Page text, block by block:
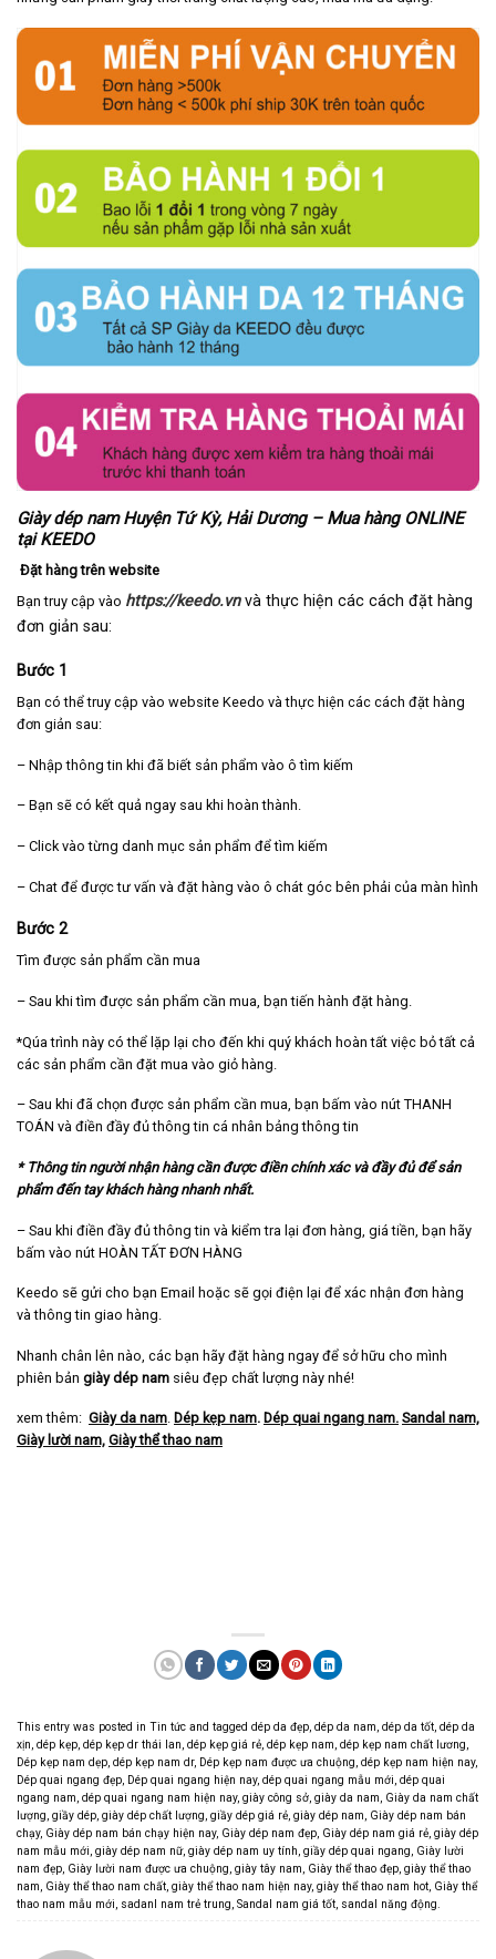
Giày dép nam Huyện Tứ Kỳ, Hải Dương – Mua hàng ONLINE
tại KEEDO
Đặt hàng trên website
Bạn truy cập vào https://keedo.vnvà thực hiện các cách đặt hàng
đơn giản sau:
Bước 1
Bạn có thể truy cập vào website Keedo và thực hiện các cách đặt hàng
đơn giản sau:
– Nhập thông tin khi đã biết sản phẩm vào ô tìm kiếm
– Bạn sẽ có kết quả ngay sau khi hoàn thành.
– Click vào từng danh mục sản phẩm để tìm kiếm
– Chat để được tư vấn và đặt hàng vào ô chát góc bên phải của màn hình
Bước 2
Tìm được sản phẩm cần mua
– Sau khi tìm được sản phẩm cần mua, bạn tiến hành đặt hàng.
*Qúa trình này có thể lặp lại cho đến khi quý khách hoàn tất việc bỏ tất cả
các sản phẩm cần đặt mua vào giỏ hàng.
– Sau khi đã chọn được sản phẩm cần mua, bạn bấm vào nút THANH
TOÁN và điền đầy đủ thông tin cá nhân bảng thông tin
* Thông tin người nhận hàng cần được điền chính xác và đầy đủ để sản
phẩm đến tay khách hàng nhanh nhất.
– Sau khi điền đầy đủ thông tin và kiểm tra lại đơn hàng, giá tiền, bạn hãy
bấm vào nút HOÀN TẤT ĐƠN HÀNG
Keedo sẽ gửi cho bạn Email hoặc sẽ gọi điện lại để xác nhận đơn hàng
và thông tin giao hàng.
Nhanh chân lên nào, các bạn hãy đặt hàng ngay để sở hữu cho mình
phiên bản giày dép nam siêu đẹp chất lượng này nhé!
xem thêm: Giày da nam. Dép kẹp nam. Dép quai ngang nam. Sandal nam,
Giày lười nam, Giày thể thao nam
This entry was posted in Tin tức and tagged dép da đẹp, dép da nam, dép da tốt, dép da
xịn, dép kẹp, dép kẹp dr thái lan, dép kẹp giá rẻ, dép kẹp nam, dép kẹp nam chất lương,
Dép kẹp nam dẹp, dép kẹp nam dr, Dép kẹp nam được ưa chuộng, dép kẹp nam hiện nay,
Dép quai ngang đẹp, Dép quai ngang hiện nay, dép quai ngang mẫu mới, dép quai
ngang nam, dép quai ngang nam hiện nay, giày công sở, giày da nam, Giày da nam chất
lượng, giầy dép, giày dép chất lượng, giầy dép giá rẻ, giày dép nam, Giày dép nam bán
chạy, Giày dép nam bán chạy hiện nay, Giày dép nam đẹp, Giày dép nam giá rẻ, giày dép
nam mẫu mới, giày dép nam nữ, giày dép nam uy tính, giầy dép quai ngang, Giày lười
nam đẹp, Giày lười nam được ưa chuộng, giày tây nam, Giày thể thao đẹp, giày thể thao
nam, Giày thể thao nam chất, giày thể thao nam hiện nay, giày thể thao nam hot, Giày thể
thao nam mẫu mới, sadanl nam trẻ trung, Sandal nam giá tốt, sandal năng động.